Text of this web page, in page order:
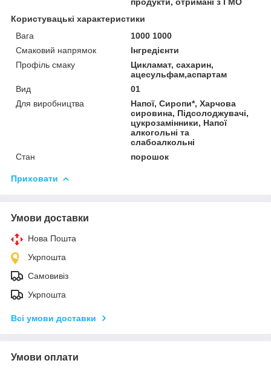
Користувацькі характеристики
Вага
1000 1000
Смаковий напрямок
Інгредієнти
Профіль смаку
Цикламат, сахарин,
ацесульфам,аспартам
Вид
01
Для виробництва
Напої, Сиропи*, Харчова
сировина, Підсолоджувачі,
цукрозамінники, Напої
алкогольні та
слабоалкольні
Стан
порошок
Приховати
Умови доставки
Нова Пошта
Укрпошта
Самовивіз
Укрпошта
Всі умови доставки
Умови оплати